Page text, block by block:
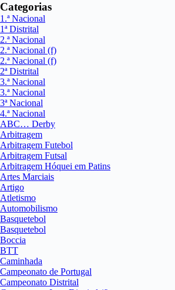
Categorias
1.ª Nacional
1ª Distrital
2.ª Nacional
2.ª Nacional (f)
2.ª Nacional (f)
2ª Distrital
3.ª Nacional
3.ª Nacional
3ª Nacional
4.ª Nacional
ABC… Derby
Arbitragem
Arbitragem Futebol
Arbitragem Futsal
Arbitragem Hóquei em Patins
Artes Marciais
Artigo
Atletismo
Automobilismo
Basquetebol
Basquetebol
Boccia
BTT
Caminhada
Campeonato de Portugal
Campeonato Distrital